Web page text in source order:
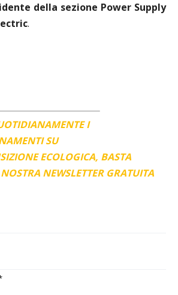
della sezione Power Supply
.
I
SU
ECOLOGICA, BASTA
NEWSLETTER GRATUITA